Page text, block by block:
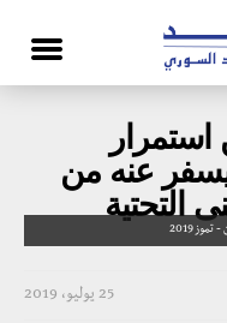
استمرار
عنه من
التحتية
2019
25 يوليو، 2019